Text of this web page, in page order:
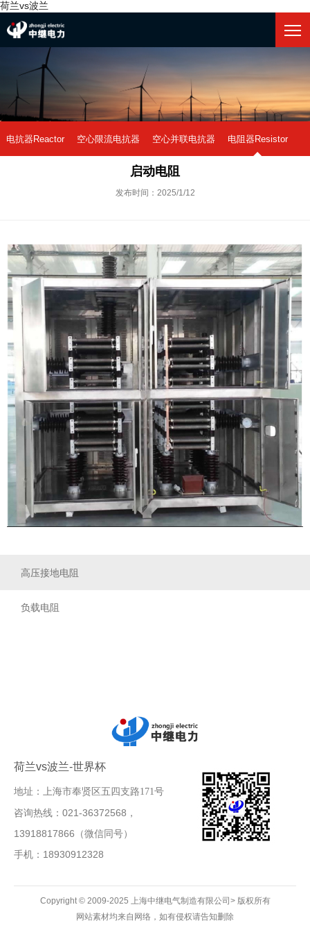
荷兰vs波兰
电抗器Reactor 空心限流电抗器 空心并联电抗器 电阻器Resistor
荷兰vs波兰-世界杯 阻尼电阻
启动电阻
发布时间：2025/1/12
高压接地电阻
负载电阻
荷兰vs波兰-世界杯
地址：上海市奉贤区五四支路171号
咨询热线：021-36372568，
13918817866（微信同号）
手机：18930912328
Copyright © 2009-2025 上海中继电气制造有限公司> 版权所有
网站素材均来自网络，如有侵权请告知删除